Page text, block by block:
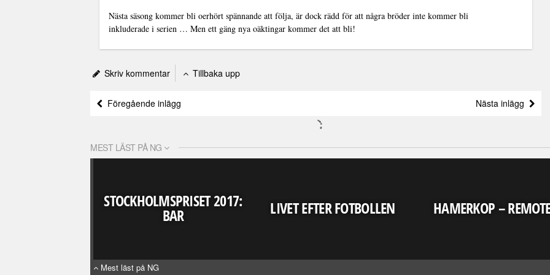
Nästa säsong kommer bli oerhört spännande att följa, är dock rädd för att några bröder inte kommer bli
inkluderade i serien … Men ett gäng nya oäktingar kommer det att bli!
Skriv kommentar Tillbaka upp
Föregående inlägg Nästa inlägg
MEST LÄST PÅ NG
STOCKHOLMSPRISET 2017:
BAR LIVET EFTER FOTBOLLEN HAMERKOP –
Mest läst på NG